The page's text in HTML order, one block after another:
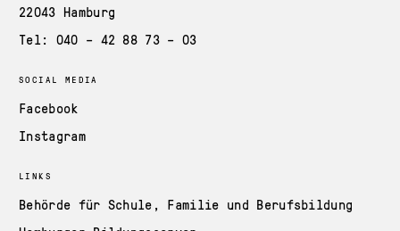
22043 Hamburg
Tel: 040 – 42 88 73 – 03
SOCIAL MEDIA
Facebook
Instagram
LINKS
Behörde für Schule, Familie und Berufsbildung